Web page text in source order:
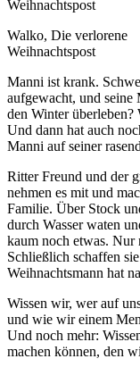
Walko, Die verlorene
Weihnachtspost
Manni ist krank.
aufgewacht, und
den Winter überleben?
Und dann hat auch
Manni auf seiner
Ritter Freund und der
nehmen es mit und
Familie. Über Stock
durch Wasser waten
kaum noch etwas. Nur
Schließlich schaffen
Weihnachtsmann hat
Wissen wir, wer auf
und wie wir einem
Und noch mehr:
machen können, den